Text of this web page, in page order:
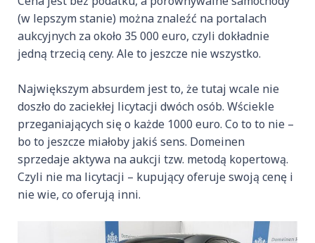
(w lepszym stanie) można znaleźć na portalach
aukcyjnych za około 35 000 euro, czyli dokładnie
jedną trzecią ceny. Ale to jeszcze nie wszystko.
Największym absurdem jest to, że tutaj wcale nie
doszło do zaciekłej licytacji dwóch osób. Wściekle
przeganiających się o każde 1000 euro. Co to to nie –
bo to jeszcze miałoby jakiś sens. Domeinen
sprzedaje aktywa na aukcji tzw. metodą kopertową.
Czyli nie ma licytacji – kupujący oferuje swoją cenę i
nie wie, co oferują inni.